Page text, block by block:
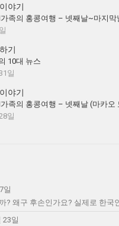
야기
가족의 홍콩여행 – 넷째날~마지막
기
10대 뉴스
일
야기
가족의 홍콩여행 – 넷째날 (마카오
일
일
? 왜구 후손인가요? 실제로 한국
23일